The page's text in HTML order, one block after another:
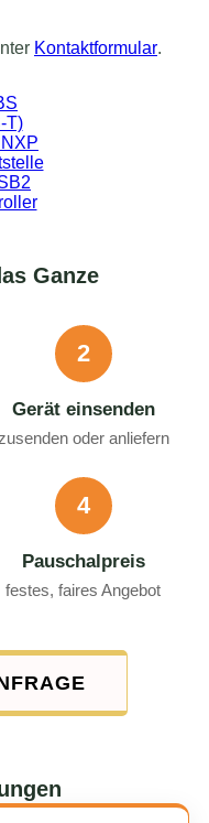
Kontaktformular.
Ganze
2
Gerät einsenden
zusenden oder anliefern
4
Pauschalpreis
festes, faires Angebot